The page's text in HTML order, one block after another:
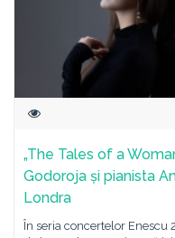
„The Tales of a
Godoroja și pianista
Londra
În seria concertelor